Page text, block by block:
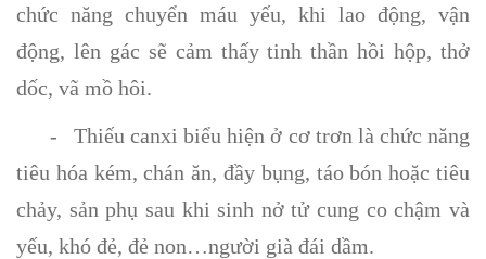
chức năng chuyển máu yếu, khi lao động, vận
động, lên gác sẽ cảm thấy tinh thần hồi hộp, thở
dốc, vã mồ hôi.
- Thiếu canxi biểu hiện ở cơ trơn là chức năng
tiêu hóa kém, chán ăn, đầy bụng, táo bón hoặc tiêu
chảy, sản phụ sau khi sinh nở tử cung co chậm và
yếu, khó đẻ, đẻ non…người già đái dầm.